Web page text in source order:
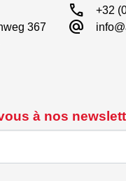
à nos
367
call +32
alternate_email